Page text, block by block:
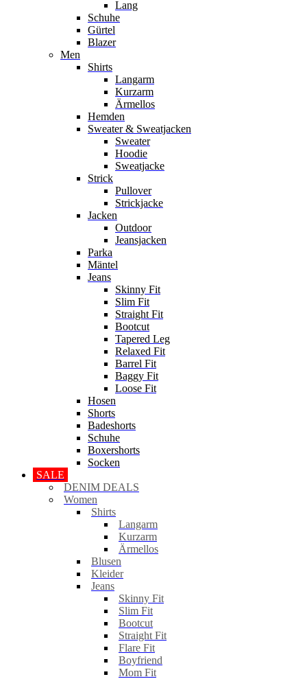
Lang
Schuhe
Gürtel
Blazer
Men
Shirts
Langarm
Kurzarm
Ärmellos
Hemden
Sweater & Sweatjacken
Sweater
Hoodie
Sweatjacke
Strick
Pullover
Strickjacke
Jacken
Outdoor
Jeansjacken
Parka
Mäntel
Jeans
Skinny Fit
Slim Fit
Straight Fit
Bootcut
Tapered Leg
Relaxed Fit
Barrel Fit
Baggy Fit
Loose Fit
Hosen
Shorts
Badeshorts
Schuhe
Boxershorts
Socken
SALE
DENIM DEALS
Women
Shirts
Langarm
Kurzarm
Ärmellos
Blusen
Kleider
Jeans
Skinny Fit
Slim Fit
Bootcut
Straight Fit
Flare Fit
Boyfriend
Mom Fit